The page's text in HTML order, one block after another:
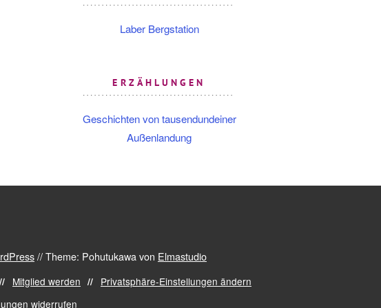
Laber Bergstation
ERZÄHLUNGEN
Geschichten von tausendundeiner
Außenlandung
//Theme: Pohutukawa von Elmastudio
Mitglied werden
Privatsphäre-Einstellungen ändern
widerrufen